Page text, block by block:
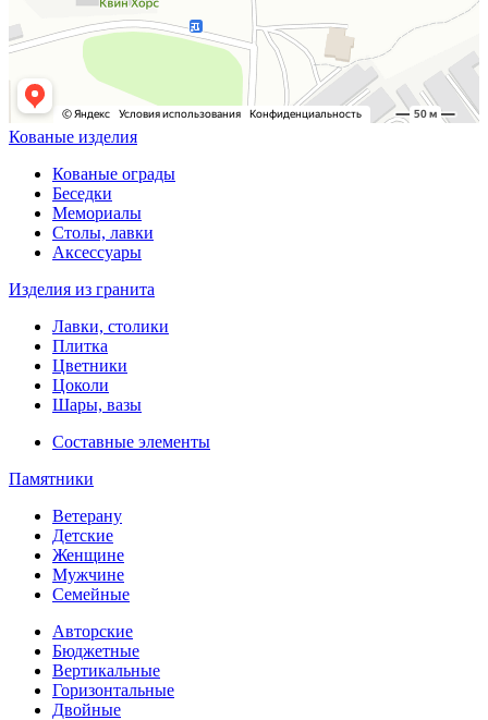
Кованые изделия
Кованые ограды
Беседки
Мемориалы
Столы, лавки
Аксессуары
Изделия из гранита
Лавки, столики
Плитка
Цветники
Цоколи
Шары, вазы
Составные элементы
Памятники
Ветерану
Детские
Женщине
Мужчине
Семейные
Авторские
Бюджетные
Вертикальные
Горизонтальные
Двойные